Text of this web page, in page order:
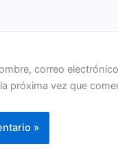
correo
próxima vez que